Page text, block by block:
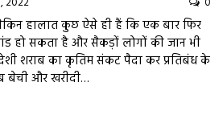
हालात कुछ ऐसे ही हैं कि एक बार फिर
हो सकता है और सैकड़ों लोगों की जान भी
शराब का कृतिम संकट पैदा कर प्रतिबंध के
और खरीदी…